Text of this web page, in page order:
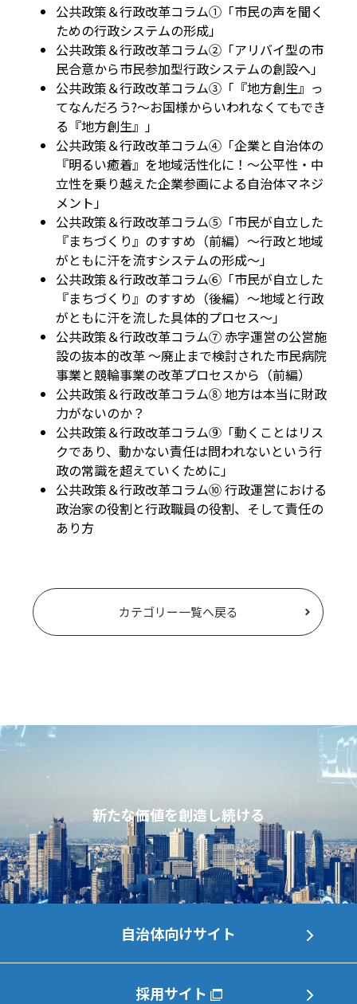
公共政策＆行政改革コラム①「市民の声を聞く
ための行政システムの形成」
公共政策＆行政改革コラム②「アリバイ型の市
民合意から市民参加型行政システムの創設へ」
公共政策＆行政改革コラム③「『地方創生』っ
てなんだろう?〜お国様からいわれなくてもでき
る『地方創生』」
公共政策＆行政改革コラム④「企業と自治体の
『明るい癒着』を地域活性化に！〜公平性・中
立性を乗り越えた企業参画による自治体マネジ
メント」
公共政策＆行政改革コラム⑤「市民が自立した
『まちづくり』のすすめ（前編）～行政と地域
がともに汗を流すシステムの形成～」
公共政策＆行政改革コラム⑥「市民が自立した
『まちづくり』のすすめ（後編）～地域と行政
がともに汗を流した具体的プロセス～」
公共政策＆行政改革コラム⑦ 赤字運営の公営施
設の抜本的改革 〜廃止まで検討された市民病院
事業と競輪事業の改革プロセスから（前編）
公共政策＆行政改革コラム⑧ 地方は本当に財政
力がないのか？
公共政策＆行政改革コラム⑨「動くことはリス
クであり、動かない責任は問われないという行
政の常識を超えていくために」
公共政策＆行政改革コラム⑩ 行政運営における
政治家の役割と行政職員の役割、そして責任の
あり方
カテゴリー一覧へ戻る
新たな価値を創造し続ける
自治体向けサイト
採用サイト